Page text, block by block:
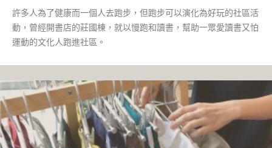
許多人為了健康而一個人去跑步，但跑步可以演化為好玩的社區活
動，曾經開書店的莊國棟，就以慢跑和讀書，幫助一眾愛讀書又怕
運動的文化人跑進社區。